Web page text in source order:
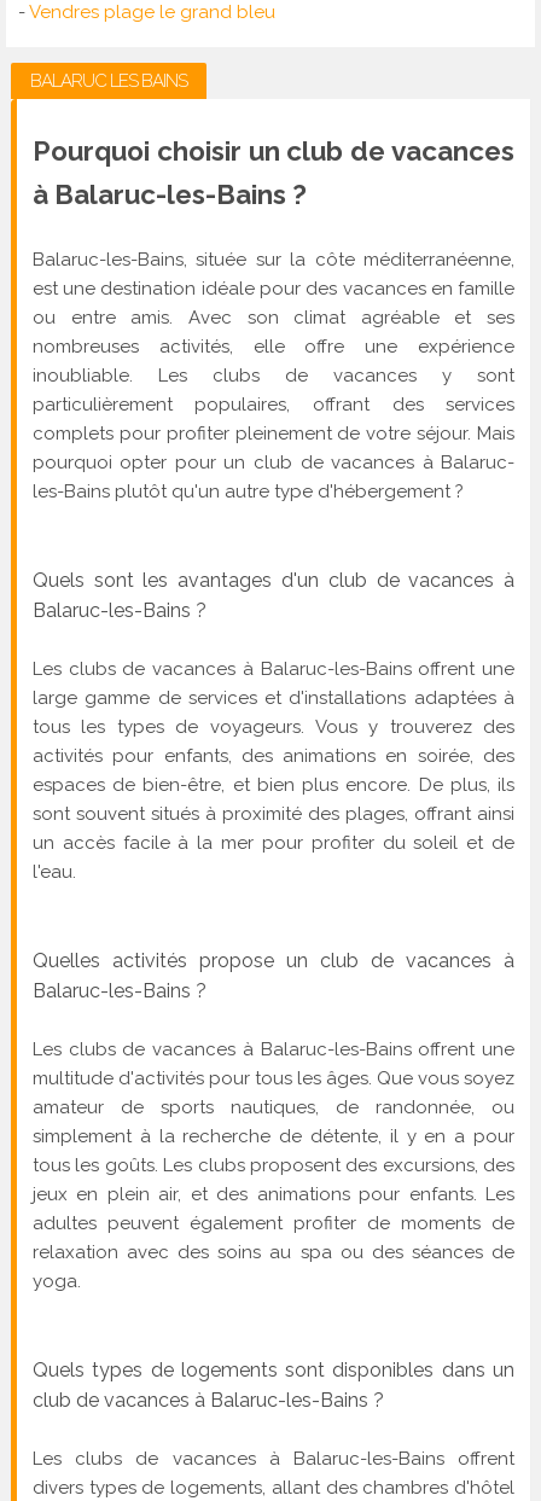
-Vendres plage le grand bleu
BALARUC LES BAINS
Pourquoi choisir un club de vacances
à Balaruc-les-Bains ?
Balaruc-les-Bains, située sur la côte méditerranéenne,
est une destination idéale pour des vacances en famille
ou entre amis. Avec son climat agréable et ses
nombreuses activités, elle offre une expérience
inoubliable. Les clubs de vacances y sont
particulièrement populaires, offrant des services
complets pour profiter pleinement de votre séjour. Mais
pourquoi opter pour un club de vacances à Balaruc-
les-Bains plutôt qu'un autre type d'hébergement ?
Quels sont les avantages d'un club de vacances à
Balaruc-les-Bains ?
Les clubs de vacances à Balaruc-les-Bains offrent une
large gamme de services et d'installations adaptées à
tous les types de voyageurs. Vous y trouverez des
activités pour enfants, des animations en soirée, des
espaces de bien-être, et bien plus encore. De plus, ils
sont souvent situés à proximité des plages, offrant ainsi
un accès facile à la mer pour profiter du soleil et de
l'eau.
Quelles activités propose un club de vacances à
Balaruc-les-Bains ?
Les clubs de vacances à Balaruc-les-Bains offrent une
multitude d'activités pour tous les âges. Que vous soyez
amateur de sports nautiques, de randonnée, ou
simplement à la recherche de détente, il y en a pour
tous les goûts. Les clubs proposent des excursions, des
jeux en plein air, et des animations pour enfants. Les
adultes peuvent également profiter de moments de
relaxation avec des soins au spa ou des séances de
yoga.
Quels types de logements sont disponibles dans un
club de vacances à Balaruc-les-Bains ?
Les clubs de vacances à Balaruc-les-Bains offrent
divers types de logements, allant des chambres d'hôtel